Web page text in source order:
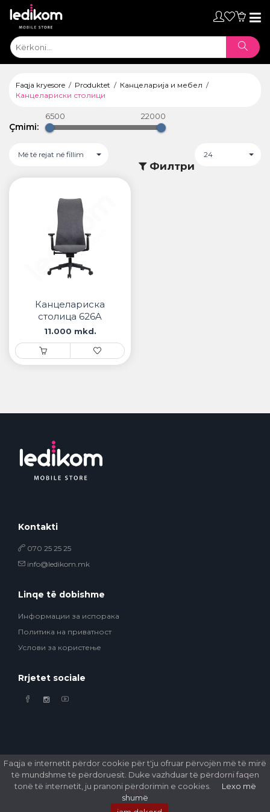
Faqja kryesore Produktet
Канцеларија и мебел
Канцелариски столици
Çmimi:
6500 22000
Më të rejat në fillim 24
Филтри
Канцелариска
столица 626A
11.000 mkd.
Faqja e internetit përdor cookie për t'ju ofruar përvojën më të mirë
të mundshme të përdoruesit. Duke vazhduar të përdorni faqen
tonë të internetit, ju pranoni përdorimin e cookies.
Lexo më
shumë
Kontakti
070 25 25 25
info@ledikom.mk
Linqe të dobishme
Информации за испорака
Политика на приватност
Услови за користење
Rrjetet sociale
© 2026 Ledikom Mobile Store. All Rights Reserved. Developed byGSM Media
DOOEL
ТАБЛЕТИ
• Samsung
РЕМЕНИ ЗА ЧАСОВНИК
• Apple watch
• Galaxy watch
AIRTAGS